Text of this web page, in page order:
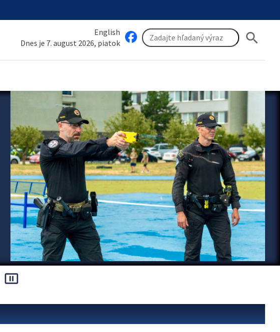
English
Dnes je 7. august 2026, piatok
search
pause_presentation